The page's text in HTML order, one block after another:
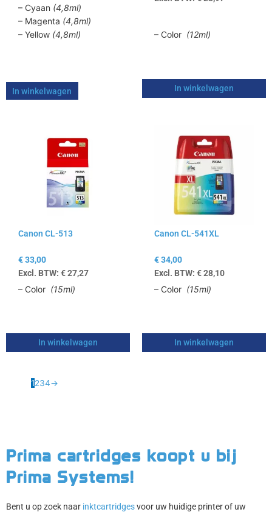
– Cyaan (4,8ml)
– Magenta (4,8ml)
– Yellow (4,8ml)
In winkelwagen
– Color (12ml)
In winkelwagen
Canon CL-513
€33,00
Excl. BTW: €27,27
– Color (15ml)
In winkelwagen
Canon CL-541XL
€34,00
Excl. BTW: €28,10
– Color (15ml)
In winkelwagen
1234→
Prima cartridges koopt u bij
Prima Systems!
Bent u op zoek naar inktcartridgesvoor uw huidige printer of uw